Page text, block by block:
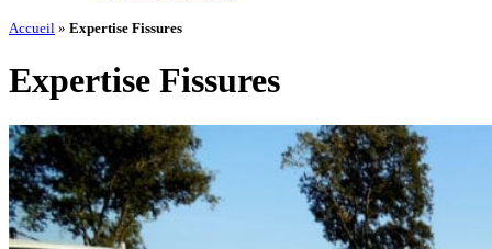
Accueil » Expertise Fissures
Expertise Fissures